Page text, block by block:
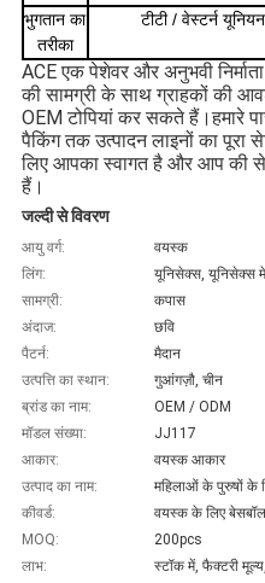
भुगतान का
तरीका
टीटी / वेस्टर्न
ACE एक पेशेवर और अनुभवी
की सामग्री के साथ ग्राहकों की
OEM टोपियां कर सकते हैं।हमारे
पैकिंग तक उत्पादन लाइनों का पूरा
लिए आपका स्वागत है और आप की
हैं।
जल्दी से विवरण
आयु वर्ग:
वयस्क
लिंग:
यूनिसेक्स, यूनिसेक्स
सामग्री:
कपास
अंदाज:
छवि
पैटर्न:
मैदान
उत्पत्ति का स्थान:
गुआंगज़ौ, चीन
ब्रांड का नाम:
OEM / ODM
मॉडल संख्या:
JJ117
आकार:
वयस्क आकार
उत्पाद का नाम:
कीवर्ड:
वयस्क के लिए बेसबॉल
MOQ:
200pcs
लाभ:
स्टॉक में, फैक्टरी